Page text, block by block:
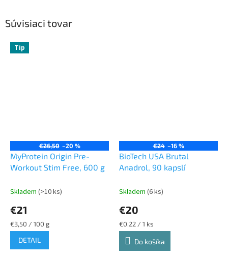
Súvisiaci tovar
Tip
€26,50 –20 %
MyProtein Origin Pre-
Workout Stim Free, 600 g
Skladem (>10 ks)
€21
Jednotková
cena:
€3,50 / 100 g
DETAIL
€24 –16 %
BioTech USA Brutal
Anadrol, 90 kapslí
Skladem (6 ks)
€20
Jednotková
cena:
€0,22 / 1 ks
Do košíka